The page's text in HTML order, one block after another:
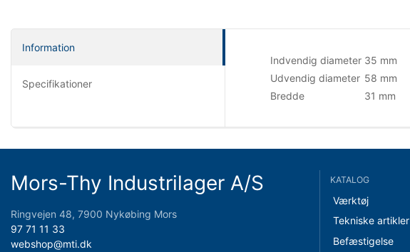
Information
Specifikationer
Indvendig diameter 35 mm
Udvendig diameter 58 mm
Bredde
31 mm
Mors-Thy Industrilager A/S
Ringvejen 48, 7900 Nykøbing Mors
97 71 11 33
webshop@mti.dk
KATALOG
Værktøj
Tekniske artikler
Befæstigelse